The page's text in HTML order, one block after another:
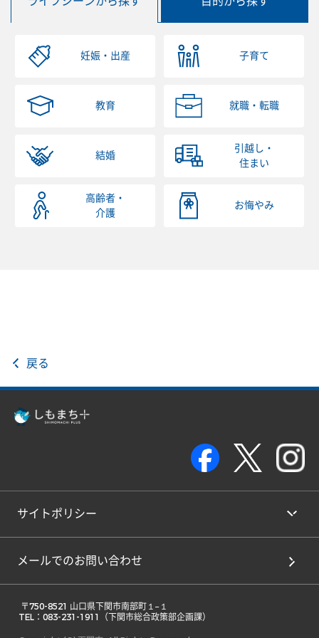
妊娠・出産 子育て
教育 就職・転職
結婚
引越し・
住まい
高齢者・
介護
お悔やみ
戻る
サイトポリシー
メールでのお問い合わせ
TEL：083-231-1911（下関市総合政策部企画課）